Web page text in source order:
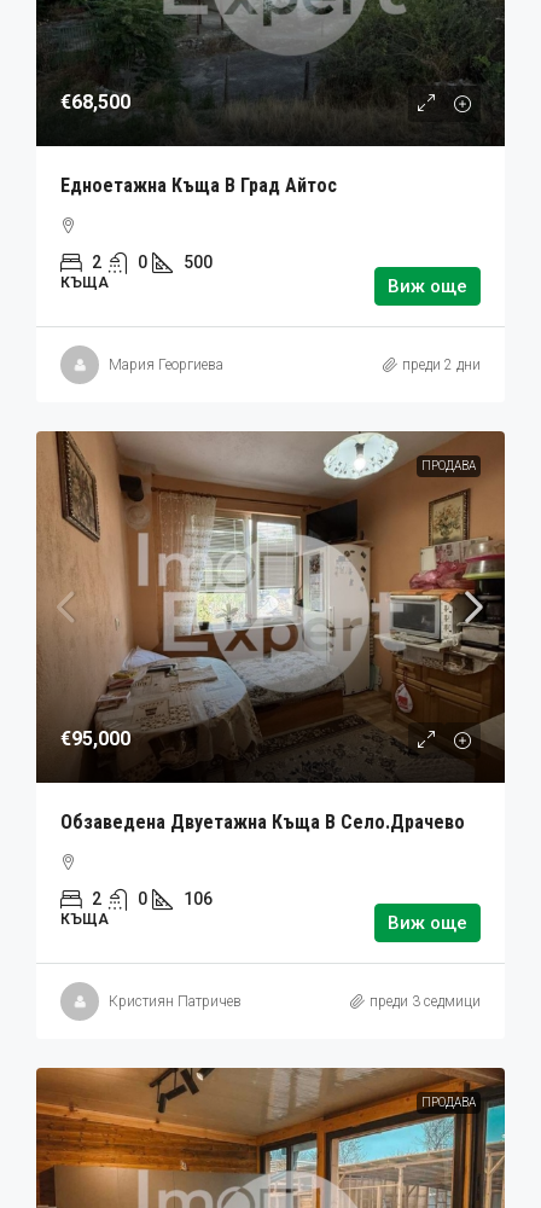
€68,500
Едноетажна Къща В Град Айтос
2 0 500
КЪЩА Виж още
Мария Георгиева преди 2 дни
ПРОДАВА
€95,000
Обзаведена Двуетажна Къща В Село.Драчево
2 0 106
КЪЩА Виж още
Кристиян Патричев преди 3 седмици
ПРОДАВА